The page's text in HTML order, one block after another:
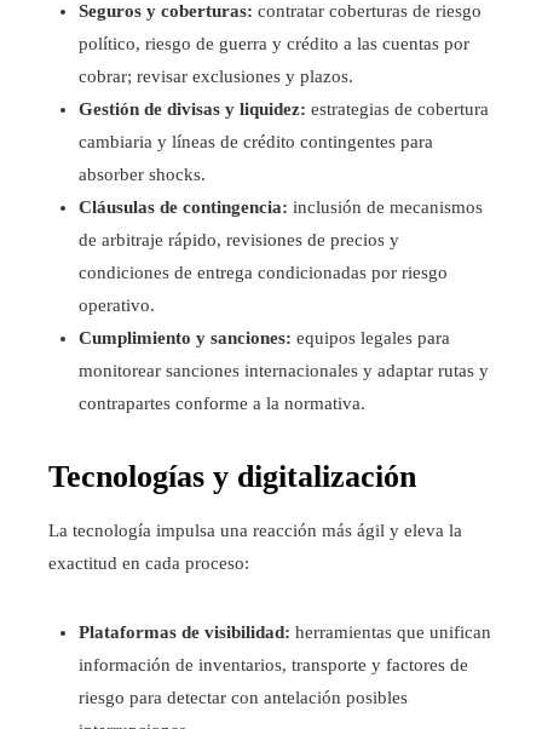
Seguros y coberturas: contratar coberturas de riesgo
político, riesgo de guerra y crédito a las cuentas por
cobrar; revisar exclusiones y plazos.
Gestión de divisas y liquidez: estrategias de cobertura
cambiaria y líneas de crédito contingentes para
absorber shocks.
Cláusulas de contingencia: inclusión de mecanismos
de arbitraje rápido, revisiones de precios y
condiciones de entrega condicionadas por riesgo
operativo.
Cumplimiento y sanciones: equipos legales para
monitorear sanciones internacionales y adaptar rutas y
contrapartes conforme a la normativa.
Tecnologías y digitalización
La tecnología impulsa una reacción más ágil y eleva la
exactitud en cada proceso:
Plataformas de visibilidad: herramientas que unifican
información de inventarios, transporte y factores de
riesgo para detectar con antelación posibles